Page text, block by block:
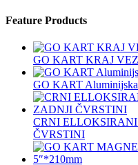
Feature Products
GO KART KRAJ
GO KART
CRNI
ČVRSTINI